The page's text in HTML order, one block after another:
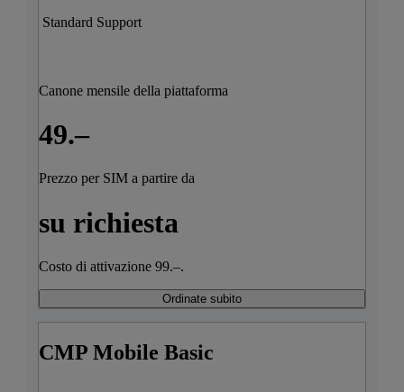
Standard Support
Canone mensile della piattaforma
49.–
Prezzo per SIM a partire da
su richiesta
Costo di attivazione 99.–.
Ordinate subito
CMP Mobile Basic